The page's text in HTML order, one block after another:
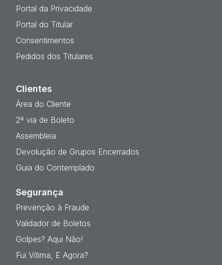
Portal da Privacidade
Portal do Titular
Consentimentos
Pedidos dos Titulares
Clientes
Área do Cliente
2ª via de Boleto
Assembleia
Devolução de Grupos Encerrados
Guia do Contemplado
Segurança
Prevenção à Fraude
Validador de Boletos
Golpes? Aqui Não!
Fui Vítima, E Agora?